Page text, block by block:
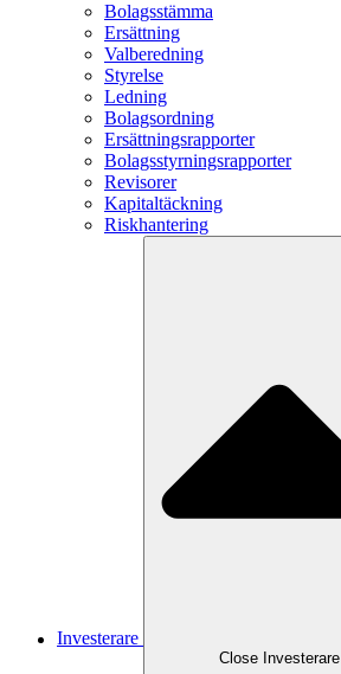
Bolagsstämma
Ersättning
Valberedning
Styrelse
Ledning
Bolagsordning
Ersättningsrapporter
Bolagsstyrningsrapporter
Revisorer
Kapitaltäckning
Riskhantering
Investerare
Close Investerare